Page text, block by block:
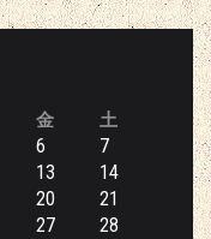
金 土
6
7
13
14
20
21
27
28